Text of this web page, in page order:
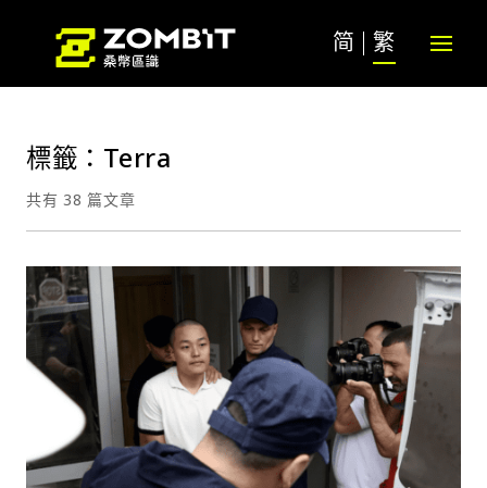
简 繁
標籤：Terra
共有 38 篇文章